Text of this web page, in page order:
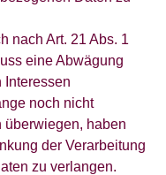
nach Art. 21 Abs. 1
eine Abwägung
Interessen
noch nicht
überwiegen, haben
der Verarbeitung
zu verlangen.